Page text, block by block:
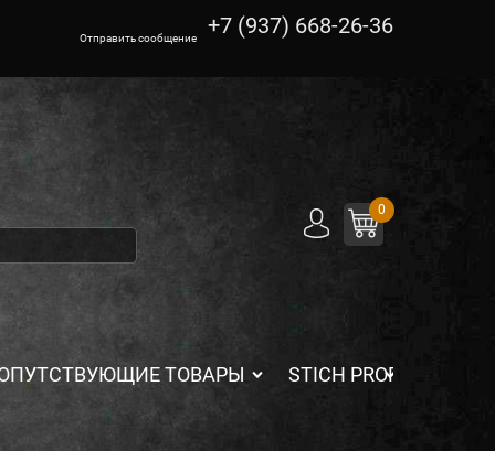
Отправить сообщение +7 (937) 668-26-36
0
ТОВАРЫ STICH PROFI